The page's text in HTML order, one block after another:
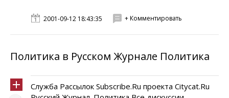
2001-09-12 18:43:35 + Комментировать
Политика в Русском Журнале Политика
Служба Рассылок Subscribe.Ru проекта Citycat.Ru